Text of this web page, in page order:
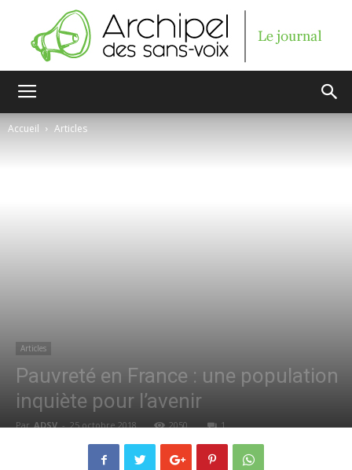
Accueil Articles
Articles
Pauvreté en France : une population
inquiète pour l’avenir
Par ADSV - 25 octobre 2018 2050 1